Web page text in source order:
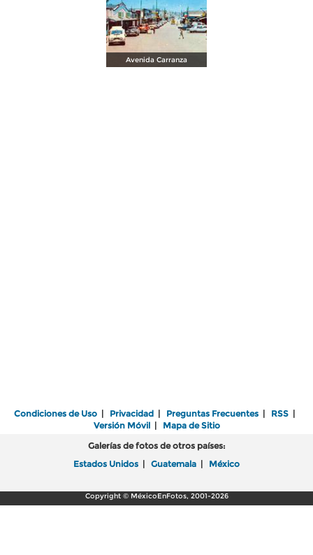
Avenida Carranza
Condiciones de Uso | Privacidad | Preguntas Frecuentes | RSS |
Versión Móvil| Mapa de Sitio
Galerías de fotos de otros países:
Estados Unidos | Guatemala | México
Copyright © MéxicoEnFotos, 2001-2026